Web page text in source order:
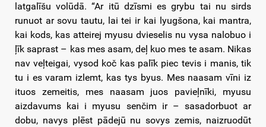
latgalīšu volūdā. “Ar itū dzīsmi es grybu tai nu sirds
runuot ar sovu tautu, lai tei ir kai lyugšona, kai mantra,
kai kods, kas atteirej myusu dvieselis nu vysa nalobuo i
ļīk saprast – kas mes asam, deļ kuo mes te asam. Nikas
nav veļteigai, vysod koč kas palīk piec tevis i manis, tik
tu i es varam izlemt, kas tys byus. Mes naasam vīni iz
ituos zemeitis, mes naasam juos pavieļnīki, myusu
aizdavums kai i myusu senčim ir – sasadorbuot ar
dobu, navys plēst pādejū nu sovys zemis, naizruodūt